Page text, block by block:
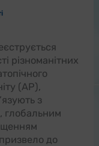
різноманітних
(АР),
з
глобальним
до